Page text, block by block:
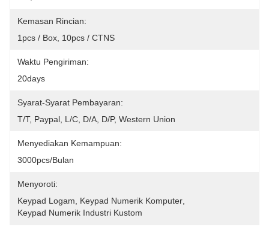
Kemasan Rincian:
1pcs / Box, 10pcs / CTNS
Waktu Pengiriman:
20days
Syarat-Syarat Pembayaran:
T/T, Paypal, L/C, D/A, D/P, Western Union
Menyediakan Kemampuan:
3000pcs/bulan
Menyoroti:
Keypad Logam
Keypad Numerik Komputer
Keypad Numerik Industri Kustom